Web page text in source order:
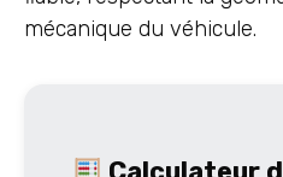
mécanique du véhicule.